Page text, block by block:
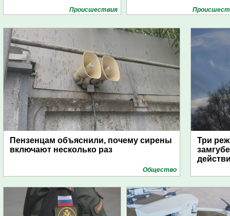
Проиcшествия
Пензенцам объяснили, почему сирены
включают несколько раз
Общество
Три